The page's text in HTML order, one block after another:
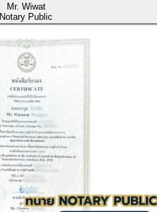
Mr. Wiwat
Notary Public